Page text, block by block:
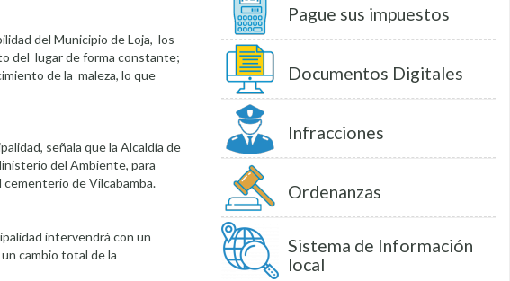
del Municipio de Loja, los
del lugar de forma constante;
de la maleza, lo que
señala que la Alcaldía de
del Ambiente, para
de Vilcabamba.
intervendrá con un
cambio total de la
Pague sus impuestos
Documentos Digitales
Infracciones
Ordenanzas
Sistema de Información
local